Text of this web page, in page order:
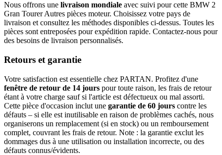
Nous offrons une livraison mondiale avec suivi pour cette BMW 2
Gran Tourer Autres pièces moteur. Choisissez votre pays de
livraison et consultez les méthodes disponibles ci-dessus. Toutes les
pièces sont entreposées pour expédition rapide. Contactez-nous pour
des besoins de livraison personnalisés.
Retours et garantie
Votre satisfaction est essentielle chez PARTAN. Profitez d'une
fenêtre de retour de 14 jours pour toute raison, les frais de retour
étant à votre charge sauf si l'article est défectueux ou mal assorti.
Cette pièce d'occasion inclut une garantie de 60 jours contre les
défauts – si elle est inutilisable en raison de problèmes cachés, nous
organiserons un remplacement (si en stock) ou un remboursement
complet, couvrant les frais de retour. Note : la garantie exclut les
dommages dus à une utilisation ou installation incorrecte, ou des
défauts connus/évidents.